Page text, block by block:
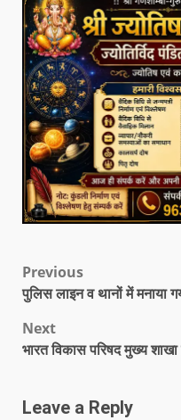
Previous
पुलिस लाइन व थानों में मनाया
Next
भारत विकास परिषद मुख्य शाखा
Leave a Reply